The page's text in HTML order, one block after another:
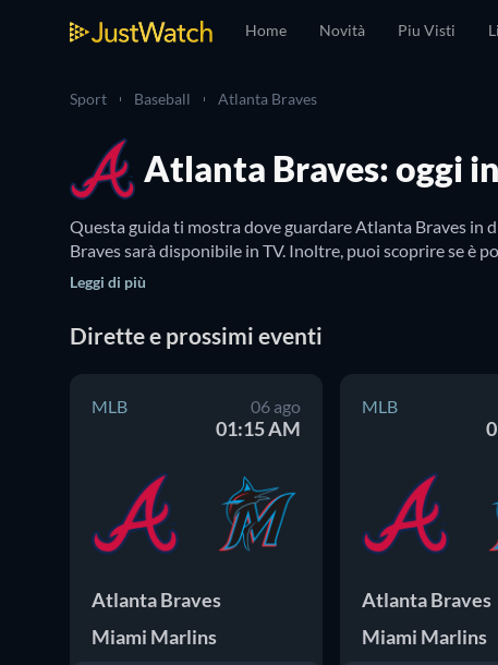
Home Novità Piu Visti
Sport Baseball Atlanta Braves
Atlanta Braves: oggi
Questa guida ti mostra dove guardare Atlanta Braves in
Braves sarà disponibile in TV. Inoltre, puoi scoprire se è
Leggi di più
Dirette e prossimi eventi
MLB 06 ago
01:15 AM
Atlanta Braves
Miami Marlins
MLB
Atlanta Braves
Miami Marlins